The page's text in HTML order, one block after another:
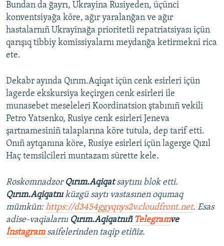
Bundan da ğayrı, Ukrayina Rusiyeden, üçünci
konventsiyağa köre, ağır yaralanğan ve ağır
hastalarnıñ Ukrayinağa prioritetli repatriatsiyası içün
qarışıq tibbiy komissiyalarnı meydanğa ketirmekni rica
ete.
Dekabr ayında Qırım.Aqiqat içün cenk esirleri içün
lagerde ekskursiya keçirgen cenk esirleri ile
munasebet meseleleri Koordinatsion ştabınıñ vekili
Petro Yatsenko, Rusiye cenk esirleri Jeneva
şartnamesiniñ talaplarına köre tutula, dep tarif etti.
Onıñ aytqanına köre, Rusiye esirleri içün lagerge Qızıl
Haç temsilcileri muntazam sürette kele.
Roskomnadzor Qırım.Aqiqatsaytını blok etti.
Qırım.Aqiqatnıküzgü saytı vastasınen oqumaq
mümkün:https://d3454ggyqnys2v.cloudfront.net. Esas
adise-vaqialarnı Qırım.Aqiqatnıñ Telegramve
İnstagram saifelerinden taqip etiñiz.